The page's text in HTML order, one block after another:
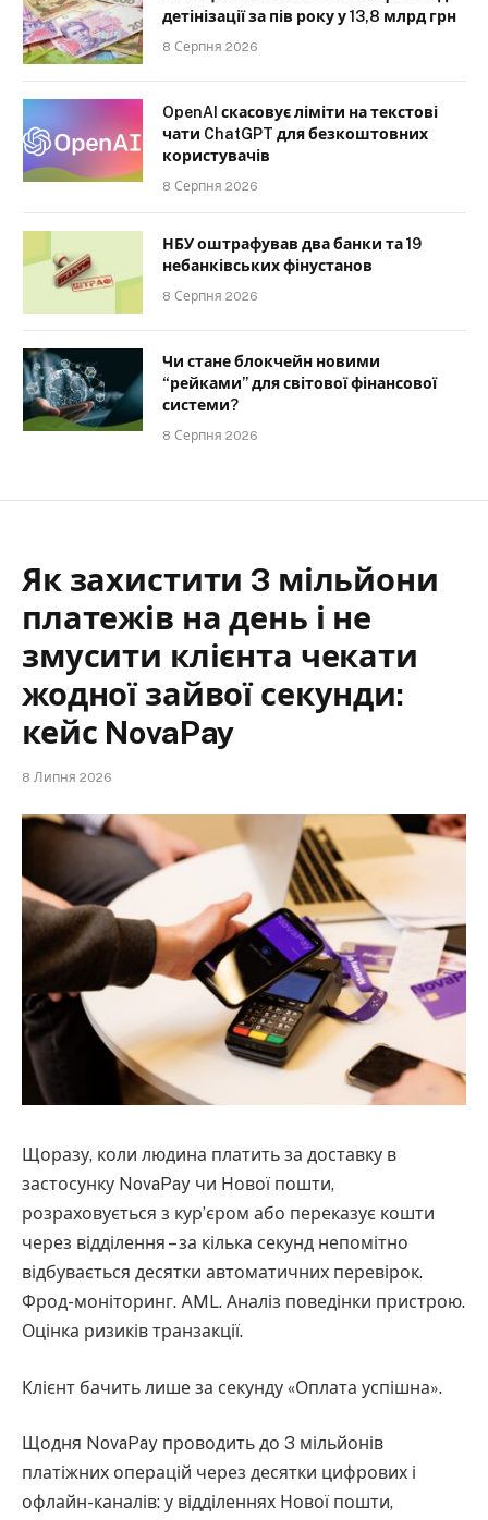
детінізації за пів року у 13,8 млрд грн
8 Серпня 2026
OpenAI скасовує ліміти на текстові
чати ChatGPT для безкоштовних
користувачів
8 Серпня 2026
НБУ оштрафував два банки та 19
небанківських фінустанов
8 Серпня 2026
Чи стане блокчейн новими
“рейками” для світової фінансової
системи?
8 Серпня 2026
Як захистити 3 мільйони
платежів на день і не
змусити клієнта чекати
жодної зайвої секунди:
кейс NovaPay
8 Липня 2026
Щоразу, коли людина платить за доставку в
застосунку NovaPay чи Нової пошти,
розраховується з кур’єром або переказує кошти
через відділення – за кілька секунд непомітно
відбувається десятки автоматичних перевірок.
Фрод-моніторинг. AML. Аналіз поведінки пристрою.
Оцінка ризиків транзакції.
Клієнт бачить лише за секунду «Оплата успішна».
Щодня NovaPay проводить до 3 мільйонів
платіжних операцій через десятки цифрових і
офлайн-каналів: у відділеннях Нової пошти,